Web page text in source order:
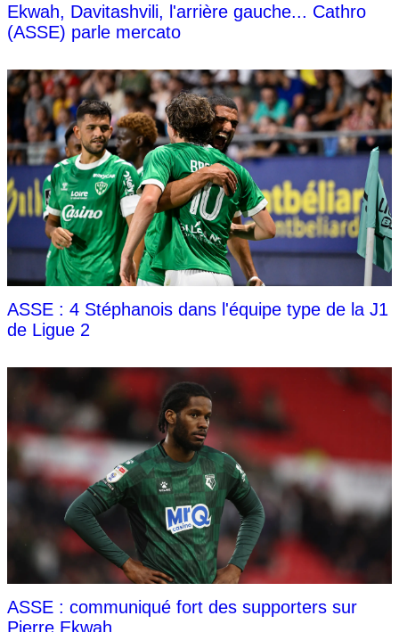
Ekwah, Davitashvili, l'arrière gauche... Cathro
(ASSE) parle mercato
ASSE : 4 Stéphanois dans l'équipe type de la J1
de Ligue 2
ASSE : communiqué fort des supporters sur
Pierre Ekwah